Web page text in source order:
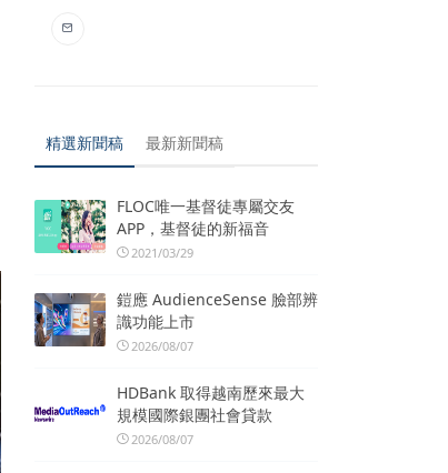
精選新聞稿 最新新聞稿
FLOC唯一基督徒專屬交友
APP，基督徒的新福音
2021/03/29
鎧應 AudienceSense 臉部辨
識功能上市
2026/08/07
HDBank 取得越南歷來最大
規模國際銀團社會貸款
2026/08/07